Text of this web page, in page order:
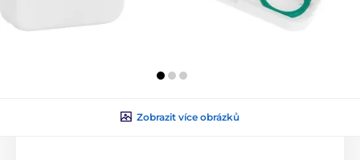
Zobrazit více obrázků